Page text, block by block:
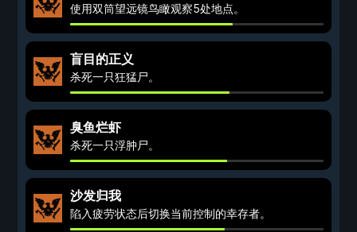
使用双筒望远镜鸟瞰观察5处地点。
盲目的正义
杀死一只狂猛尸。
臭鱼烂虾
杀死一只浮肿尸。
沙发归我
陷入疲劳状态后切换当前控制的幸存者。